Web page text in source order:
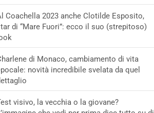
Coachella 2023 anche Clotilde Esposito,
di “Mare Fuori”: ecco il suo (strepitoso)
di Monaco, cambiamento di vita
novità incredibile svelata da quel
visivo, la vecchia o la giovane?